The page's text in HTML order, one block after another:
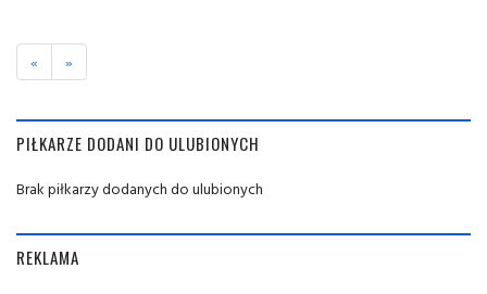
« »
PIŁKARZE DODANI DO ULUBIONYCH
Brak piłkarzy dodanych do ulubionych
REKLAMA